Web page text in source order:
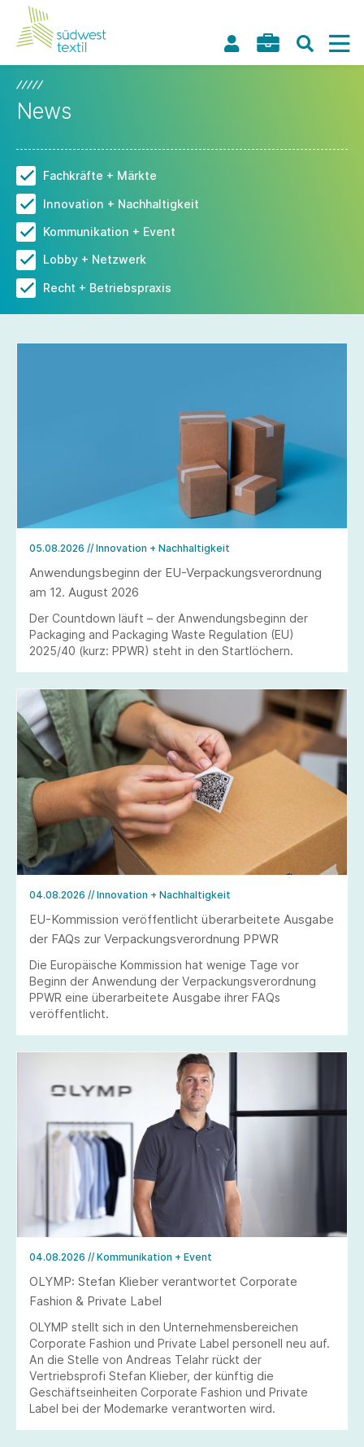
News
Fachkräfte + Märkte
Innovation + Nachhaltigkeit
Kommunikation + Event
Lobby + Netzwerk
Recht + Betriebspraxis
05.08.2026 // Innovation + Nachhaltigkeit
Anwendungsbeginn der EU-Verpackungsverordnung
am 12. August 2026
Der Countdown läuft – der Anwendungsbeginn der
Packaging and Packaging Waste Regulation (EU)
2025/40 (kurz: PPWR) steht in den Startlöchern.
04.08.2026 // Innovation + Nachhaltigkeit
EU-Kommission veröffentlicht überarbeitete Ausgabe
der FAQs zur Verpackungsverordnung PPWR
Die Europäische Kommission hat wenige Tage vor
Beginn der Anwendung der Verpackungsverordnung
PPWR eine überarbeitete Ausgabe ihrer FAQs
veröffentlicht.
04.08.2026 // Kommunikation + Event
OLYMP: Stefan Klieber verantwortet Corporate
Fashion & Private Label
OLYMP stellt sich in den Unternehmensbereichen
Corporate Fashion und Private Label personell neu auf.
An die Stelle von Andreas Telahr rückt der
Vertriebsprofi Stefan Klieber, der künftig die
Geschäftseinheiten Corporate Fashion und Private
Label bei der Modemarke verantworten wird.